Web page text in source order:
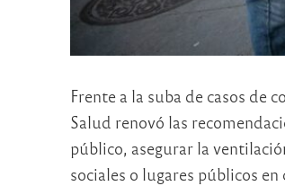
Frente a la suba de casos de
Salud renovó las
público, asegurar la
sociales o lugares públicos